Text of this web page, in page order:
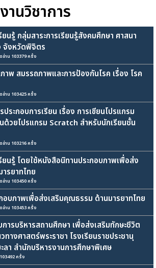
นวิชาการ
นรู้ กลุ่มสาระการเรียนรู้สังคมศึกษา ศาสนา
จังหวัดพิจิตร
าน 103379 ครั้ง
าพ สมรรถภาพและการป้องกันโรค เรื่อง โรค
าน 103425 ครั้ง
ระกอบการเรียน เรื่อง การเขียนโปรแกรม
ด้วยโปรแกรม Scratch สำหรับนักเรียนชั้น
อ่าน 103216 ครั้ง
นรู้ โดยใช้หนังสือนิทานประกอบภาพเพื่อส่ง
รยาทไทย
าน 103450 ครั้ง
อบภาพเพื่อส่งเสริมคุณธรรม ด้านมารยาทไทย
าน 103453 ครั้ง
ารบริหารสถานศึกษา เพื่อส่งเสริมทักษะชีวิต
างศาสตร์พระราชา โรงเรียนราชประชานุ
ลา สำนักบริหารงานการศึกษาพิเศษ
ครั้ง